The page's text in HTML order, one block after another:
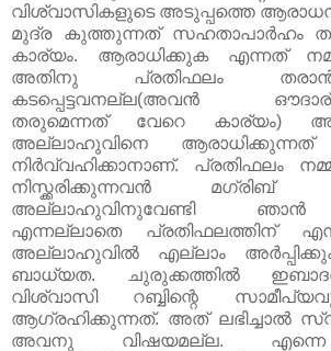
വിശ്വാസികളുടെ അടുപ്പത്തെ
മുദ്ര കുത്തുന്നത്‌ സഹതാപാർഹം
കാര്യം. ആരാധിക്കുക എന്നത്‌
അതിനു പ്രതിഫലം
കടപ്പെട്ടവനല്ല(അവൻ
തരുമെന്നത്‌ വേറെ കാര്യം)
അല്ലാഹുവിനെ
നിർവ്വഹിക്കാനാണ്‌. പ്രതിഫലം
നിസ്ക്കരിക്കുന്നവൻ
അല്ലാഹുവിനുവേണ്ടി ഞാൻ
എന്നല്ലാതെ പ്രതിഫലത്തിന്‌
അല്ലാഹുവിൽ എല്ലാം
ബാധ്യത. ചുരുക്കത്തിൽ
വിശ്വാസി റബ്ബിന്റെ
ആഗ്രഹിക്കുന്നത്‌. അത്‌ ലഭിച്ചാൽ
അവനു വിഷയമല്ല. എന്നെ